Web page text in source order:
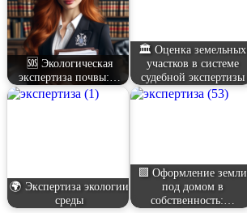
🆘 Экологическая
экспертиза почвы:…
🏛️ Оценка земельных
участков в системе
судебной экспертизы
🌍 Экспертиза экологии
среды
🟩 Оформление земли
под домом в
собственность:…